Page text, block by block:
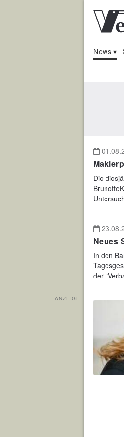
News
Die
Neues
In den
der
ANZEIGE